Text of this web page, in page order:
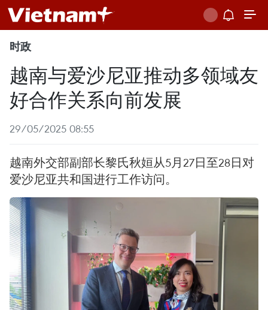
时政
越南与爱沙尼亚推动多领域友
好合作关系向前发展
29/05/2025 08:55
越南外交部副部长黎氏秋姮从5月27日至28日对
爱沙尼亚共和国进行工作访问。